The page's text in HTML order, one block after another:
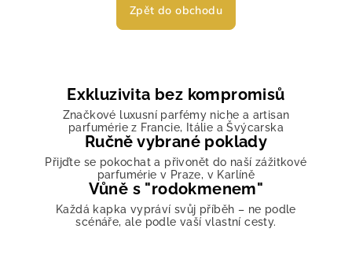
Zpět do obchodu
Exkluzivita bez kompromisů
Značkové luxusní parfémy niche a artisan
parfumérie z Francie, Itálie a Švýcarska
Ručně vybrané poklady
Přijďte se pokochat a přivonět do naší zážitkové
parfumérie v Praze, v Karlíně
Vůně s "rodokmenem"
Každá kapka vypráví svůj příběh – ne podle
scénáře, ale podle vaší vlastní cesty.